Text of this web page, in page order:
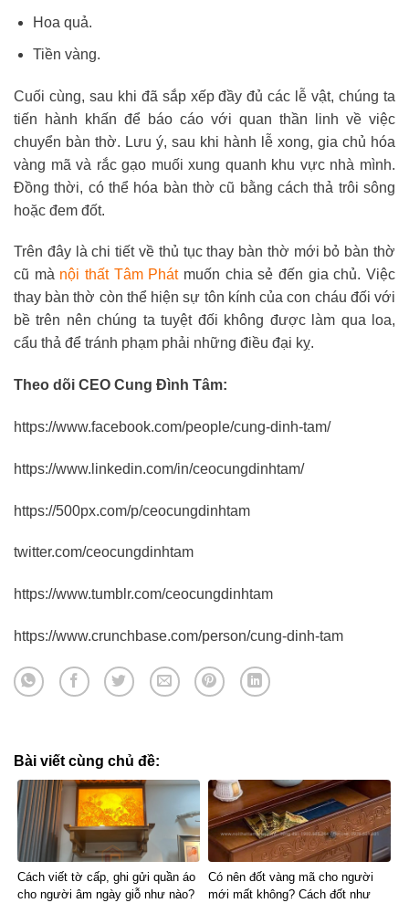
Hoa quả.
Tiền vàng.
Cuối cùng, sau khi đã sắp xếp đầy đủ các lễ vật, chúng ta
tiến hành khấn để báo cáo với quan thần linh về việc
chuyển bàn thờ. Lưu ý, sau khi hành lễ xong, gia chủ hóa
vàng mã và rắc gạo muối xung quanh khu vực nhà mình.
Đồng thời, có thể hóa bàn thờ cũ bằng cách thả trôi sông
hoặc đem đốt.
Trên đây là chi tiết về thủ tục thay bàn thờ mới bỏ bàn thờ
cũ mà nội thất Tâm Phátmuốn chia sẻ đến gia chủ. Việc
thay bàn thờ còn thể hiện sự tôn kính của con cháu đối với
bề trên nên chúng ta tuyệt đối không được làm qua loa,
cẩu thả để tránh phạm phải những điều đại kỵ.
Theo dõi CEO Cung Đình Tâm:
https://www.facebook.com/people/cung-dinh-tam/
https://www.linkedin.com/in/ceocungdinhtam/
https://500px.com/p/ceocungdinhtam
twitter.com/ceocungdinhtam
https://www.tumblr.com/ceocungdinhtam
https://www.crunchbase.com/person/cung-dinh-tam
Bài viết cùng chủ đề:
Cách viết tờ cấp, ghi gửi quần áo
cho người âm ngày giỗ như nào?
Có nên đốt vàng mã cho người
mới mất không? Cách đốt như